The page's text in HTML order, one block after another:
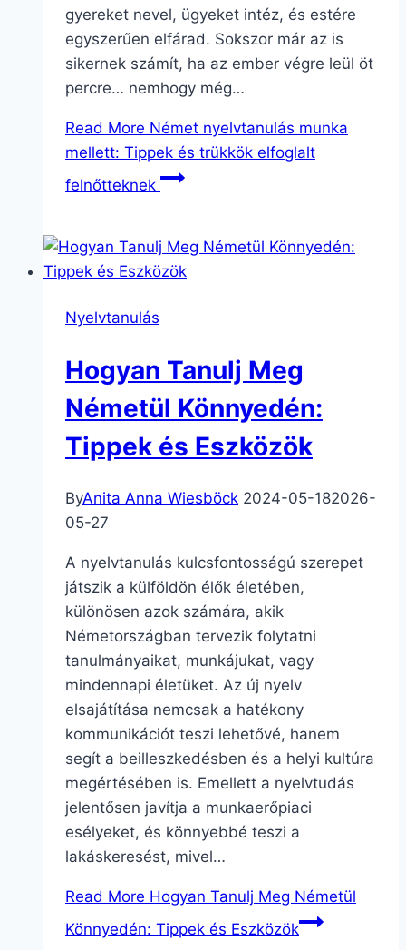
gyereket nevel, ügyeket intéz, és estére
egyszerűen elfárad. Sokszor már az is
sikernek számít, ha az ember végre leül öt
percre… nemhogy még…
Read More Német nyelvtanulás munka
mellett: Tippek és trükkök elfoglalt
felnőtteknek
Nyelvtanulás
Hogyan Tanulj Meg
Németül Könnyedén:
Tippek és Eszközök
ByAnita Anna Wiesböck 2024-05-182026-
05-27
A nyelvtanulás kulcsfontosságú szerepet
játszik a külföldön élők életében,
különösen azok számára, akik
Németországban tervezik folytatni
tanulmányaikat, munkájukat, vagy
mindennapi életüket. Az új nyelv
elsajátítása nemcsak a hatékony
kommunikációt teszi lehetővé, hanem
segít a beilleszkedésben és a helyi kultúra
megértésében is. Emellett a nyelvtudás
jelentősen javítja a munkaerőpiaci
esélyeket, és könnyebbé teszi a
lakáskeresést, mivel…
Read More Hogyan Tanulj Meg Németül
Könnyedén: Tippek és Eszközök